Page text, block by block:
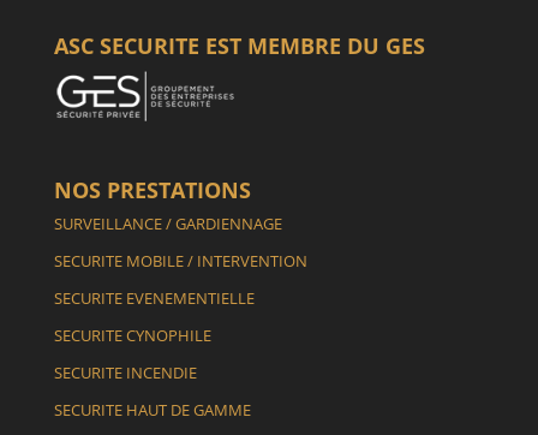
ASC SECURITE EST MEMBRE DU GES
NOS PRESTATIONS
SURVEILLANCE / GARDIENNAGE
SECURITE MOBILE / INTERVENTION
SECURITE EVENEMENTIELLE
SECURITE CYNOPHILE
SECURITE INCENDIE
SECURITE HAUT DE GAMME